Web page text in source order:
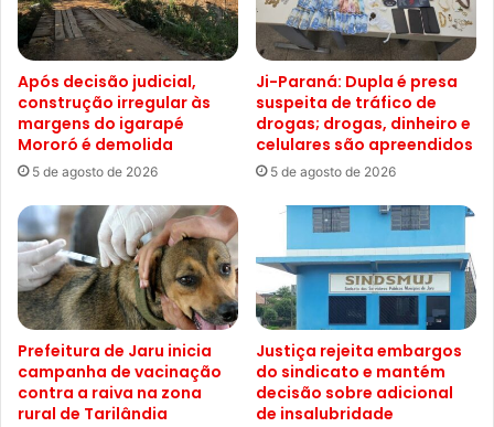
Após decisão judicial,
construção irregular às
margens do igarapé
Mororó é demolida
5 de agosto de 2026
Ji-Paraná: Dupla é presa
suspeita de tráfico de
drogas; drogas, dinheiro e
celulares são apreendidos
5 de agosto de 2026
Prefeitura de Jaru inicia
campanha de vacinação
contra a raiva na zona
rural de Tarilândia
Justiça rejeita embargos
do sindicato e mantém
decisão sobre adicional
de insalubridade